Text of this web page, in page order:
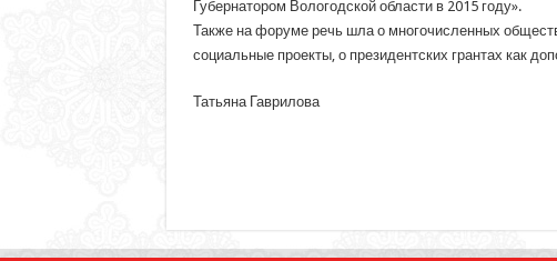
Губернатором Вологодской области в 2015 году».
Также на форуме речь шла о многочисленных
социальные проекты, о президентских грантах как
Татьяна Гаврилова